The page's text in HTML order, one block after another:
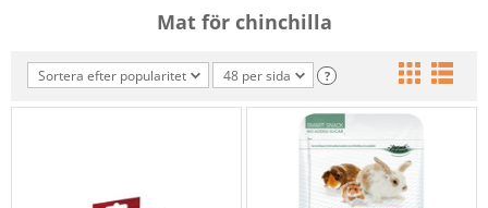
Mat för chinchilla
Sortera efter popularitet 48 per sida ?